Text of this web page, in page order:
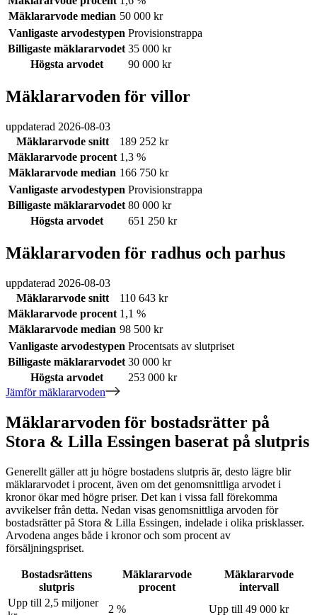
Mäklararvode median 50 000 kr
Vanligaste arvodestypen Provisionstrappa
Billigaste mäklararvodet 35 000 kr
Högsta arvodet
90 000 kr
Mäklararvoden för villor
uppdaterad 2026-08-03
Mäklararvode snitt
189 252 kr
Mäklararvode procent 1,3 %
Mäklararvode median 166 750 kr
Vanligaste arvodestypen Provisionstrappa
Billigaste mäklararvodet 80 000 kr
Högsta arvodet
651 250 kr
Mäklararvoden för radhus och parhus
uppdaterad 2026-08-03
Mäklararvode snitt
110 643 kr
Mäklararvode procent 1,1 %
Mäklararvode median 98 500 kr
Vanligaste arvodestypen Procentsats av slutpriset
Billigaste mäklararvodet 30 000 kr
Högsta arvodet
253 000 kr
Jämför mäklararvoden
Mäklararvoden för bostadsrätter på
Stora & Lilla Essingen baserat på slutpris
Generellt gäller att ju högre bostadens slutpris är, desto lägre blir
mäklararvodet i procent, även om det genomsnittliga arvodet i
kronor ökar med högre priser. Det kan i vissa fall förekomma
avvikelser från detta. Nedan visas genomsnittliga arvoden för
bostadsrätterpå Stora & Lilla Essingen, indelade i olika prisklasser.
Arvodena anges både i kronor och som procent av
försäljningspriset.
Bostadsrättens
slutpris
Mäklararvode
procent
Mäklararvode
intervall
Upp till 2,5 miljoner
2 %
Upp till 49 000 kr